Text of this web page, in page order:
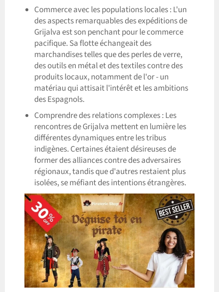
Commerce avec les populations locales : L'un
des aspects remarquables des expéditions de
Grijalva est son penchant pour le commerce
pacifique. Sa flotte échangeait des
marchandises telles que des perles de verre,
des outils en métal et des textiles contre des
produits locaux, notamment de l'or - un
matériau qui attisait l'intérêt et les ambitions
des Espagnols.
Comprendre des relations complexes : Les
rencontres de Grijalva mettent en lumière les
différentes dynamiques entre les tribus
indigènes. Certaines étaient désireuses de
former des alliances contre des adversaires
régionaux, tandis que d'autres restaient plus
isolées, se méfiant des intentions étrangères.